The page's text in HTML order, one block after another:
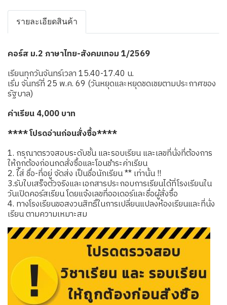
รายละเอียดสินค้า
คอร์ส ม.2 ภาษาไทย-สังคมเทอม 1/2569
เรียนทุกวันจันทร์เวลา 15.40-17.40 น.
เริ่ม จันทร์ที่ 25 พ.ค. 69 (วันหยุดและหยุดชดเชยตามประกาศของ
รัฐบาล)
ค่าเรียน 4,000 บาท
**** โปรดอ่านก่อนสั่งซื้อ****
1. กรุณาตรวจสอบระดับชั้น และรอบเรียน และเลขที่นั่งที่ต้องการ
ให้ถูกต้องก่อนกดสั่งซื้อและโอนชำระค่าเรียน
2. ใส่ ชื่อ-ที่อยู่ จัดส่ง เป็นชื่อนักเรียน ** เท่านั้น !!
3.รับใบเสร็จตัวจริงและเอกสารประกอบการเรียนได้ที่โรงเรียนใน
วันเปิดคอร์สเรียน โดยแจ้งเลขที่ออเดอร์และชื่อผู้สั่งซื้อ
4. ทางโรงเรียนขอสงวนสิทธิ์ในการเปลี่ยนแปลงห้องเรียนและที่นั่ง
เรียน ตามความเหมาะสม